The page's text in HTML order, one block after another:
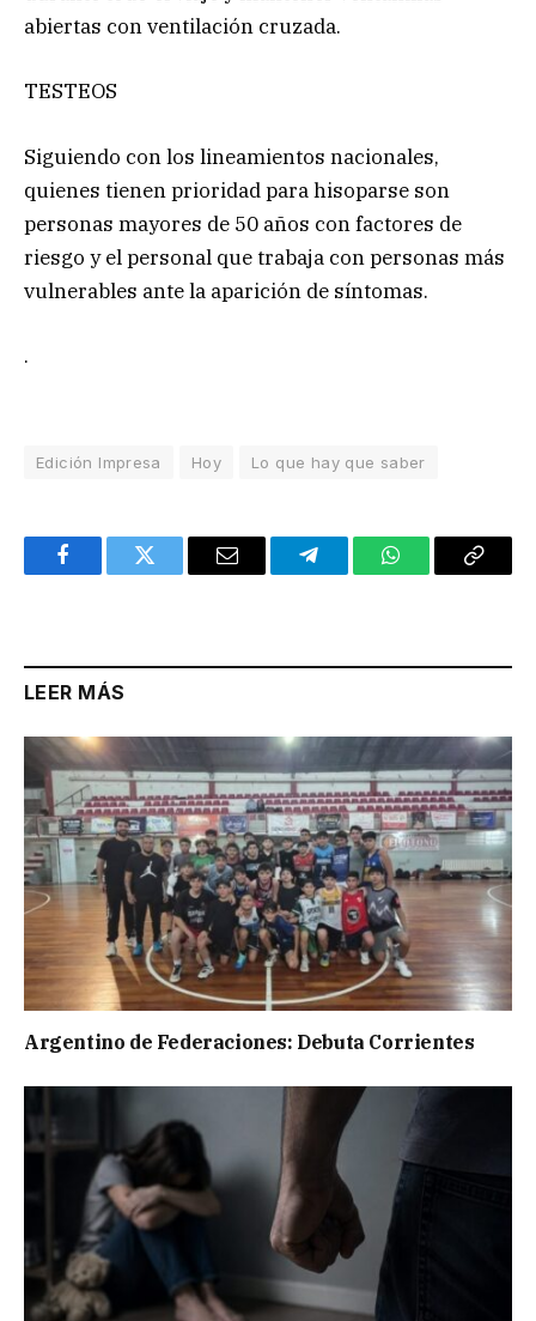
abiertas con ventilación cruzada.
TESTEOS
Siguiendo con los lineamientos nacionales,
quienes tienen prioridad para hisoparse son
personas mayores de 50 años con factores de
riesgo y el personal que trabaja con personas más
vulnerables ante la aparición de síntomas.
.
Edición Impresa Hoy Lo que hay que saber
FacebookTwitter Email TelegramWhatsAppCopy
LEER MÁS
Argentino de Federaciones: Debuta Corrientes